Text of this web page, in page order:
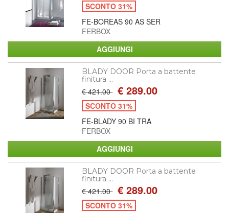
SCONTO 31%
FE-BOREAS 90 AS SER
FERBOX
BLADY DOOR Porta a battente
finitura ...
€ 421.00 € 289.00
SCONTO 31%
FE-BLADY 90 BI TRA
FERBOX
BLADY DOOR Porta a battente
finitura ...
€ 421.00 € 289.00
SCONTO 31%